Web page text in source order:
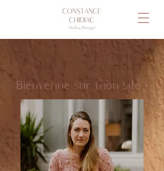
Bienvenue sur mon site !